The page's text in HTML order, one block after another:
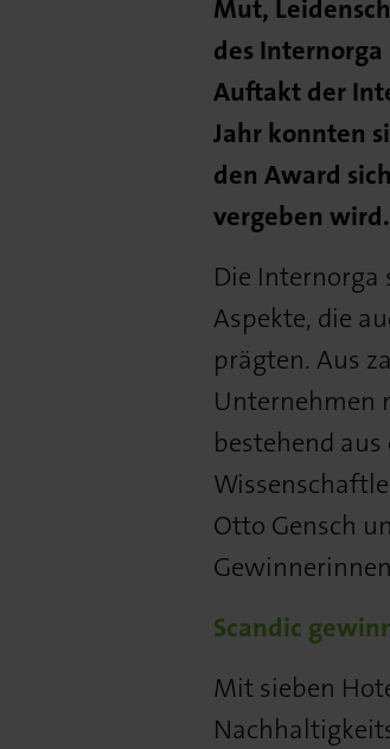
Mut,
des
Auftakt der
Jahr konnten
den Award
vergeben wird.
Die
Aspekte, die
prägten. Aus
Unternehmen
bestehend
Otto Gensch
Scandic
Mit sieben